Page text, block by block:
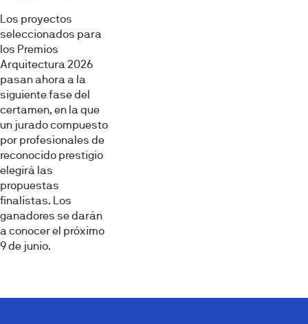
Los proyectos
seleccionados para
los Premios
Arquitectura 2026
pasan ahora a la
siguiente fase del
certamen, en la que
un jurado compuesto
por profesionales de
reconocido prestigio
elegirá las
propuestas
finalistas. Los
ganadores se darán
a conocer el próximo
9 de junio.